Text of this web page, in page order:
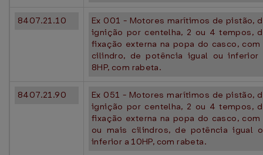
8407.21.10
Ex 001 - Motores marítimos de pistão,
ignição por centelha, 2 ou 4 tempos,
fixação externa na popa do casco, com
cilindro, de potência igual ou inferior
8HP, com rabeta.
8407.21.90
Ex 051 - Motores marítimos de pistão,
ignição por centelha, 2 ou 4 tempos,
fixação externa na popa do casco, com
ou mais cilindros, de potência igual
inferior a 10HP, com rabeta.